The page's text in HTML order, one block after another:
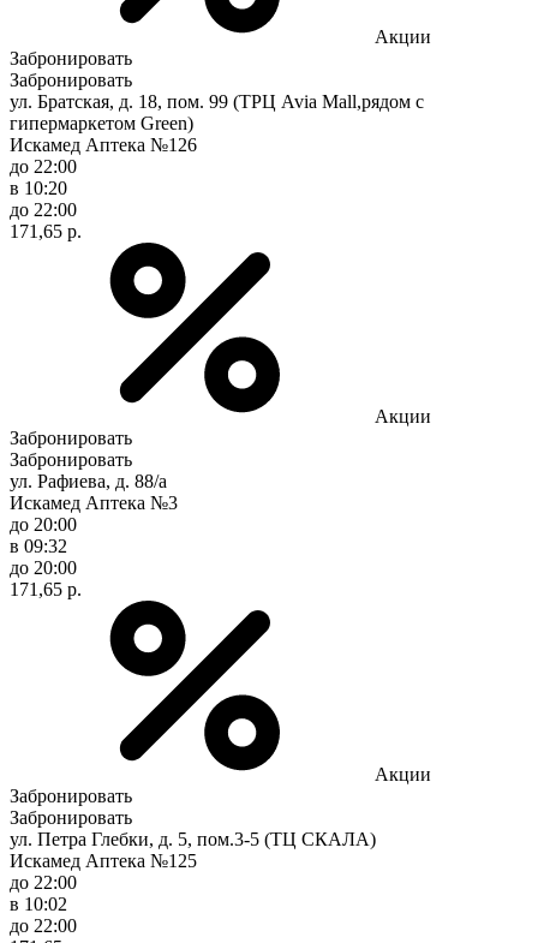
Акции
Забронировать
Забронировать
ул. Братская, д. 18, пом. 99 (ТРЦ Avia Mall,рядом с
гипермаркетом Green)
Искамед Аптека №126
до 22:00
в 10:20
до 22:00
171,65 р.
Акции
Забронировать
Забронировать
ул. Рафиева, д. 88/а
Искамед Аптека №3
до 20:00
в 09:32
до 20:00
171,65 р.
Акции
Забронировать
Забронировать
ул. Петра Глебки, д. 5, пом.3-5 (ТЦ СКАЛА)
Искамед Аптека №125
до 22:00
в 10:02
до 22:00